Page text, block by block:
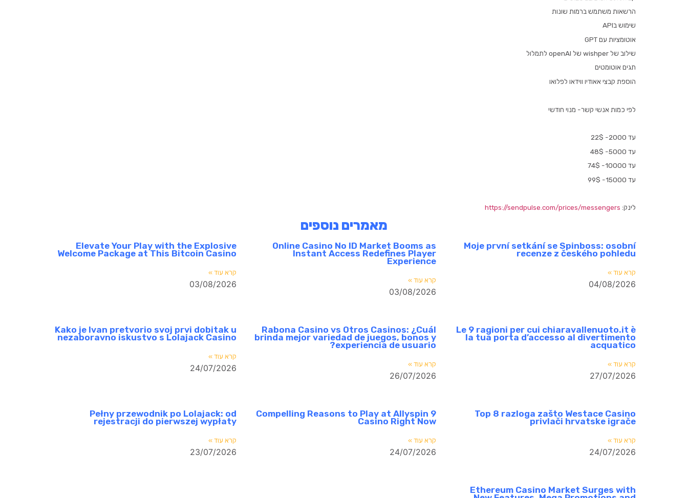
הרשאות משתמש ברמות שונות
שימוש בAPI
אוטומציות עם GPT
שילוב של wishper של openAI לתמלול
תגים אוטומטים
הוספת קבצי אאודיו ווידאו לפלואו
לפי כמות אנשי קשר- מנוי חודשי
עד 2000- 22$
עד 5000- 48$
עד 10000- 74$
עד 15000- 99$
לינק: https://sendpulse.com/prices/messengers
מאמרים נוספים
Moje první setkání se Spinboss: osobní
recenze z českého pohledu
קרא עוד »
04/08/2026
Online Casino No ID Market Booms as
Instant Access Redefines Player
Experience
קרא עוד »
03/08/2026
Elevate Your Play with the Explosive
Welcome Package at This Bitcoin Casino
קרא עוד »
03/08/2026
Le 9 ragioni per cui chiaravallenuoto.it è
la tua porta d’accesso al divertimento
acquatico
קרא עוד »
27/07/2026
Rabona Casino vs Otros Casinos: ¿Cuál
brinda mejor variedad de juegos, bonos y
experiencia de usuario?
קרא עוד »
26/07/2026
Kako je Ivan pretvorio svoj prvi dobitak u
nezaboravno iskustvo s Lolajack Casino
קרא עוד »
24/07/2026
Top 8 razloga zašto Westace Casino
privlači hrvatske igrače
קרא עוד »
24/07/2026
9 Compelling Reasons to Play at Allyspin
Casino Right Now
קרא עוד »
24/07/2026
Pełny przewodnik po Lolajack: od
rejestracji do pierwszej wypłaty
קרא עוד »
23/07/2026
Ethereum Casino Market Surges with